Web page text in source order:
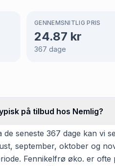
GENNEMSNITLIG PRIS
24.87 kr
367 dage
på tilbud hos Nemlig?
de seneste 367 dage kan
september, oktober og
Fennikelfrø øko. er